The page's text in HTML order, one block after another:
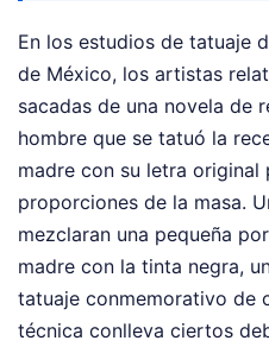
En los estudios de tatuaje
de México, los artistas
sacadas de una novela de
hombre que se tatuó la
madre con su letra original
proporciones de la masa.
mezclaran una pequeña
madre con la tinta negra,
tatuaje conmemorativo de
técnica conlleva ciertos